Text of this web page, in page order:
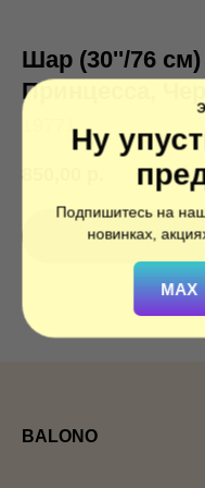
Ну
Подпишитесь на
новинках,
MAX
Шар (30''/76 см)
Принцесса,
19771
BALONO